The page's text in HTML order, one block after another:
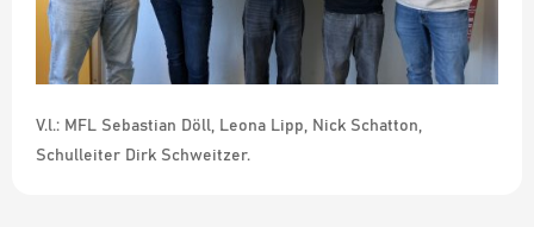
V.l.: MFL Sebastian Döll, Leona Lipp, Nick Schatton,
Schulleiter Dirk Schweitzer.